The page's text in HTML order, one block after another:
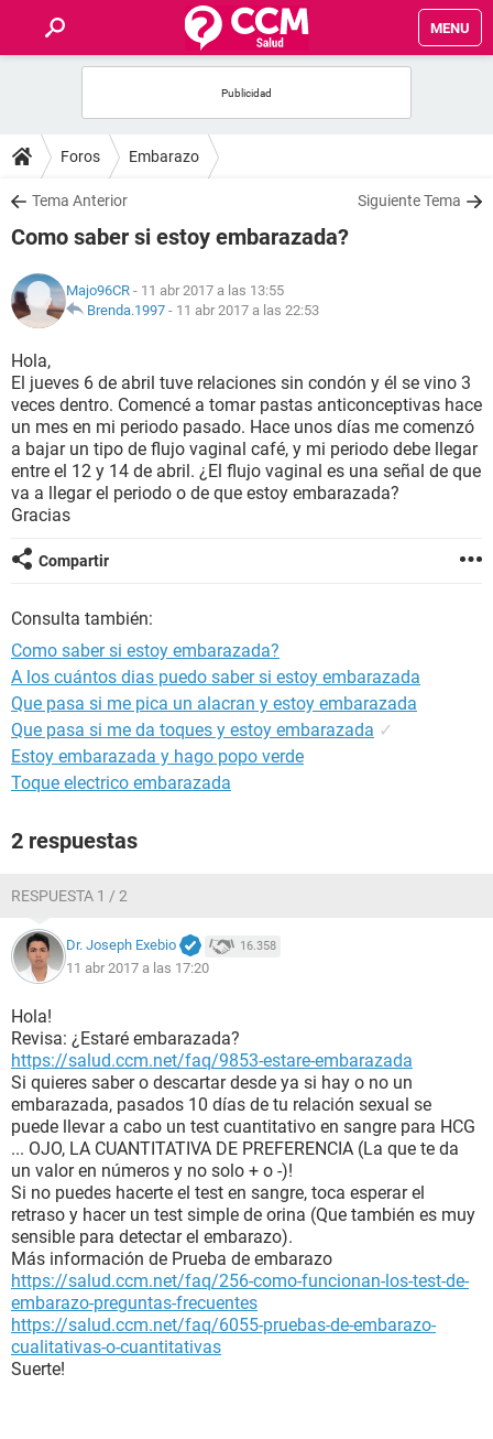
MENU
FOROS
SALUD
NUTRICIÓN
BIENESTAR
SEXUALIDAD
GLOSARIO
Foros Embarazo
Tema Anterior Siguiente Tema
Como saber si estoy embarazada?
Majo96CR - 11 abr 2017 a las 13:55
Brenda.1997 - 11 abr 2017 a las 22:53
Hola,
El jueves 6 de abril tuve relaciones sin condón y él se vino 3
veces dentro. Comencé a tomar pastas anticonceptivas hace
un mes en mi periodo pasado. Hace unos días me comenzó
a bajar un tipo de flujo vaginal café, y mi periodo debe llegar
entre el 12 y 14 de abril. ¿El flujo vaginal es una señal de que
va a llegar el periodo o de que estoy embarazada?
Gracias
Compartir
Consulta también:
Como saber si estoy embarazada?
A los cuántos dias puedo saber si estoy embarazada
Que pasa si me pica un alacran y estoy embarazada
Que pasa si me da toques y estoy embarazada ✓
Estoy embarazada y hago popo verde
Toque electrico embarazada
2 respuestas
RESPUESTA 1 / 2
Dr. Joseph Exebio 16.358
11 abr 2017 a las 17:20
Hola!
Revisa: ¿Estaré embarazada?
https://salud.ccm.net/faq/9853-estare-embarazada
Si quieres saber o descartar desde ya si hay o no un
embarazada, pasados 10 días de tu relación sexual se
puede llevar a cabo un test cuantitativo en sangre para HCG
... OJO, LA CUANTITATIVA DE PREFERENCIA (La que te da
un valor en números y no solo + o -)!
Si no puedes hacerte el test en sangre, toca esperar el
retraso y hacer un test simple de orina (Que también es muy
sensible para detectar el embarazo).
Más información de Prueba de embarazo
https://salud.ccm.net/faq/256-como-funcionan-los-test-de-
embarazo-preguntas-frecuentes
https://salud.ccm.net/faq/6055-pruebas-de-embarazo-
cualitativas-o-cuantitativas
Suerte!